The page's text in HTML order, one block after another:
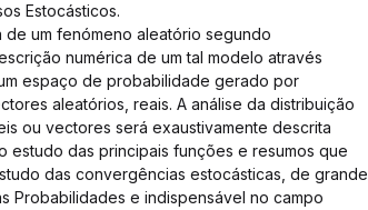
Estocásticos.
de um fenómeno aleatório segundo
numérica de um tal modelo através
espaço de probabilidade gerado por
aleatórios, reais. A análise da distribuição
ou vectores será exaustivamente descrita
estudo das principais funções e resumos que
das convergências estocásticas, de grande
Probabilidades e indispensável no campo